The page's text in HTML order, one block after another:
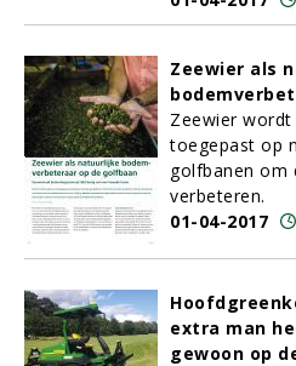
Zeewier als
Zeewier
toegepast op
golfbanen om
verbeteren.
01-04-2017
extra man
gewoon op